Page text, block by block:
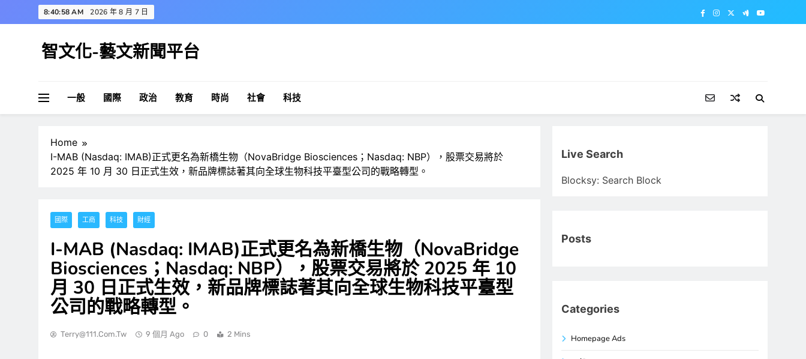
to
8:40:59 AM 2026 年 8 月 7 日
智文化-藝文新聞平台
一般 國際 政治 教育 時尚 社會 科技
Home
I-MAB (Nasdaq: IMAB)正式更名為新橋生物（NovaBridge Biosciences；Nasdaq: NBP），股票交易將於
2025 年 10 月 30 日正式生效，新品牌標誌著其向全球生物科技平臺型公司的戰略轉型。
國際 工商 科技 財經
I-MAB (Nasdaq: IMAB)正式更名為新橋生物（NovaBridge
Biosciences；Nasdaq: NBP），股票交易將於 2025 年 10
月 30 日正式生效，新品牌標誌著其向全球生物科技平臺型
公司的戰略轉型。
Terry@111.com.tw 9 個月 Ago 0 2 Mins
Live Search
Blocksy: Search Block
Posts
Categories
Homepage Ads